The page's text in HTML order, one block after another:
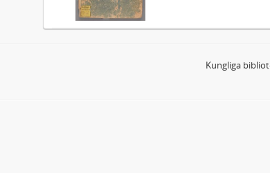
Kungliga